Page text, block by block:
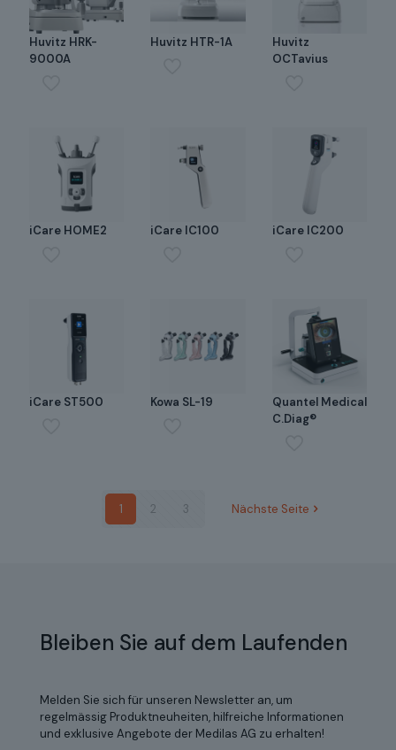
Huvitz HRK-
9000A
Huvitz HTR-1A
Huvitz
OCTavius
iCare HOME2 iCare IC100 iCare IC200
iCare ST500 Kowa SL-19
Quantel Medical
C.Diag®
1 2 3 Nächste Seite
Bleiben Sie auf dem Laufenden
Melden Sie sich für unseren Newsletter an, um
regelmässig Produktneuheiten, hilfreiche Informationen
und exklusive Angebote der Medilas AG zu erhalten!